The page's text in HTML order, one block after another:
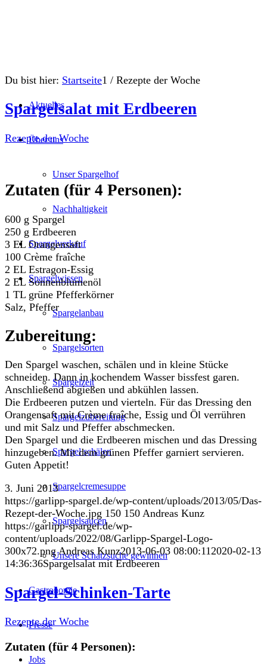
Aktuelles
Über uns
Unser Spargelhof
Nachhaltigkeit
Spargelverkauf
Spargelwissen
Spargelanbau
Spargelsorten
Spargelzeit
Spargelzubereitung
Spargel schälen
Spargelcremesuppe
Spargelsaucen
Unsere Schatzsuche gewinnen
Gastronomie
Presse
Jobs
Du bist hier: Startseite1 / Rezepte der Woche
Spargelsalat mit Erdbeeren
Rezepte der Woche
Zutaten (für 4 Personen):
600 g Spargel
250 g Erdbeeren
3 EL Orangensaft
100 Crème fraîche
2 EL Estragon-Essig
2 EL Sonnenblumenöl
1 TL grüne Pfefferkörner
Salz, Pfeffer
Zubereitung:
Den Spargel waschen, schälen und in kleine Stücke
schneiden. Dann in kochendem Wasser bissfest garen.
Anschließend abgießen und abkühlen lassen.
Die Erdbeeren putzen und vierteln. Für das Dressing den
Orangensaft mit Crème fraîche, Essig und Öl verrühren
und mit Salz und Pfeffer abschmecken.
Den Spargel und die Erdbeeren mischen und das Dressing
hinzugeben. Mit dem grünen Pfeffer garniert servieren.
Guten Appetit!
3. Juni 2013
https://garlipp-spargel.de/wp-content/uploads/2013/05/Das-
Rezept-der-Woche.jpg 150 150 Andreas Kunz
https://garlipp-spargel.de/wp-
content/uploads/2022/08/Garlipp-Spargel-Logo-
300x72.png Andreas Kunz2013-06-03 08:00:112020-02-13
14:36:36Spargelsalat mit Erdbeeren
Spargel-Schinken-Tarte
Rezepte der Woche
Zutaten (für 4 Personen):